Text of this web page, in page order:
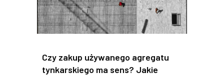
Czy zakup używanego agregatu
tynkarskiego ma sens? Jakie